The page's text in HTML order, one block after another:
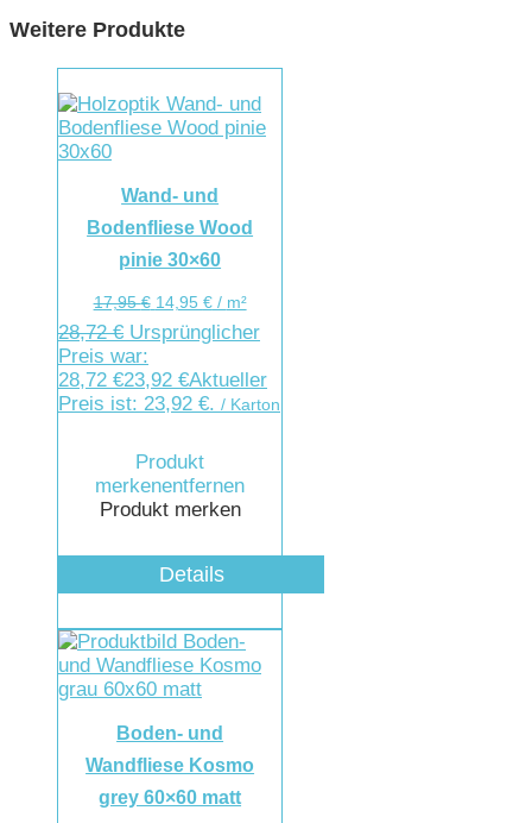
Weitere Produkte
Wand- und
Bodenfliese Wood
pinie 30×60
17,95€ 14,95 €/ m²
28,72€ Ursprünglicher
Preis war:
28,72 €23,92 €Aktueller
Preis ist: 23,92 €. / Karton
Produkt
merkenentfernen
Produkt merken
Details
Boden- und
Wandfliese Kosmo
grey 60×60 matt